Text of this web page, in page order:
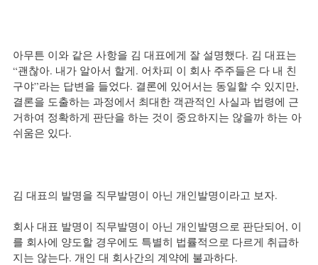
아무튼 이와 같은 사항을 김 대표에게 잘 설명했다. 김 대표는
“괜찮아. 내가 알아서 할게. 어차피 이 회사 주주들은 다 내 친
구야”라는 답변을 들었다. 결론에 있어서는 동일할 수 있지만,
결론을 도출하는 과정에서 최대한 객관적인 사실과 법령에 근
거하여 정확하게 판단을 하는 것이 중요하지는 않을까 하는 아
쉬움은 있다.
김 대표의 발명을 직무발명이 아닌 개인발명이라고 보자.
회사 대표 발명이 직무발명이 아닌 개인발명으로 판단되어, 이
를 회사에 양도할 경우에도 특별히 법률적으로 다르게 취급하
지는 않는다. 개인 대 회사간의 계약에 불과하다.